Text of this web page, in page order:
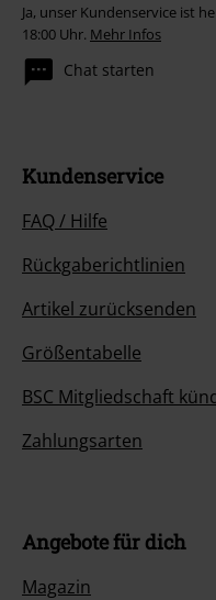
Ja, unser Kundenservice ist
18:00 Uhr. Mehr Infos
Chat starten
Kundenservice
FAQ / Hilfe
Rückgaberichtlinien
Artikel zurücksenden
Größentabelle
BSC Mitgliedschaft
Zahlungsarten
Angebote für dich
Magazin